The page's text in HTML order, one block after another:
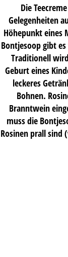
Die
Gelegenheiten
Höhepunkt eines
Bontjesoop gibt
Traditionell
Geburt eines
leckeres
Bohnen.
Branntwein
muss die
Rosinen prall sind